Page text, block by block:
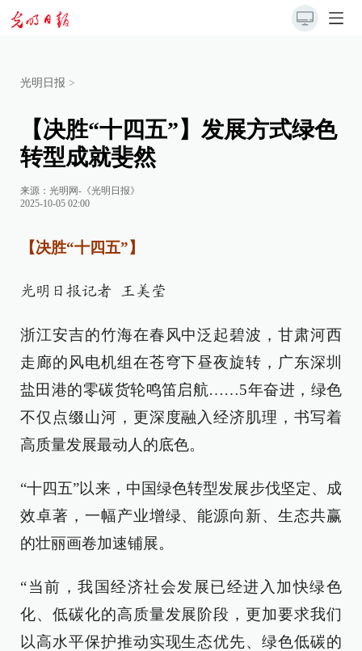
光明日报 >
【决胜“十四五”】发展方式绿色
转型成就斐然
来源： 光明网-《光明日报》
2025-10-05 02:00
【决胜“十四五”】
光明日报记者 王美莹
浙江安吉的竹海在春风中泛起碧波，甘肃河西
走廊的风电机组在苍穹下昼夜旋转，广东深圳
盐田港的零碳货轮鸣笛启航……5年奋进，绿色
不仅点缀山河，更深度融入经济肌理，书写着
高质量发展最动人的底色。
“十四五”以来，中国绿色转型发展步伐坚定、成
效卓著，一幅产业增绿、能源向新、生态共赢
的壮丽画卷加速铺展。
“当前，我国经济社会发展已经进入加快绿色
化、低碳化的高质量发展阶段，更加要求我们
以高水平保护推动实现生态优先、绿色低碳的